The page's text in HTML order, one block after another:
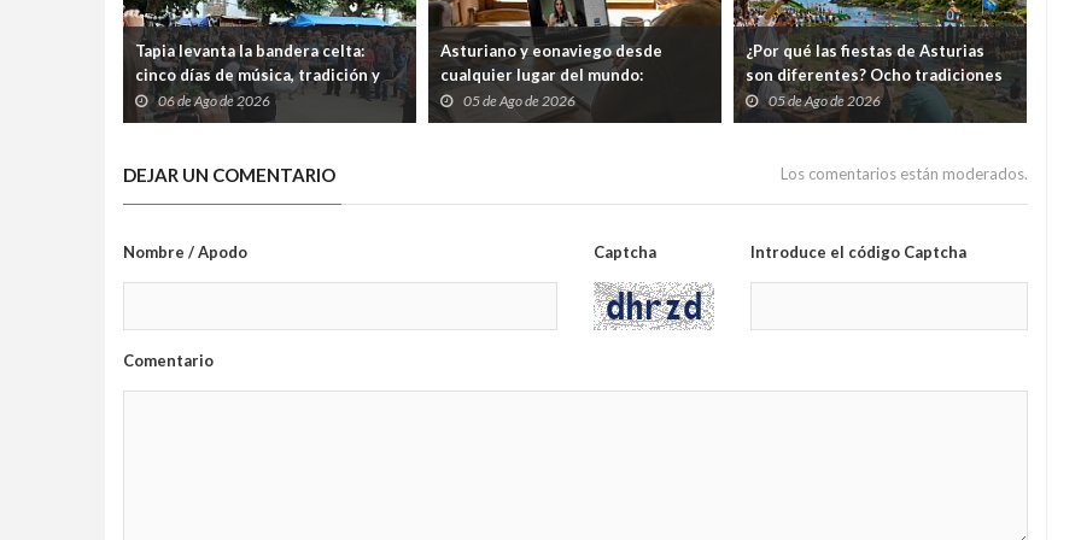
Tapia levanta la bandera celta:
cinco días de música, tradición y
cultura atlántica frente al
Cantábrico
06 de Ago de 2026
Asturiano y eonaviego desde
cualquier lugar del mundo:
abiertos tres cursos gratuitos por
internet
05 de Ago de 2026
¿Por qué las fiestas de Asturias
son diferentes? Ocho tradiciones
que convierten agosto en una
folixa continua
05 de Ago de 2026
DEJAR UN COMENTARIO Los comentarios están moderados.
Nombre / Apodo Captcha Introduce el código Captcha
Comentario